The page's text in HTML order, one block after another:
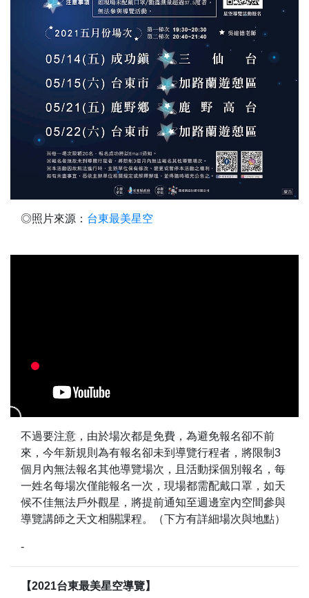
◎照片來源： 台東最美星空
不過要注意，由於場次都是免費，為避免報名卻不前
來，今年新規則為有報名卻未到導覽行程者，將限制3
個月內無法報名其他導覽場次，且活動採個別報名，每
一姓名每場次僅能報名一次，現場都需配戴口罩，如天
候不佳無法戶外觀星，將提前通知至週邊室內空間參與
導覽講師之天文相關課程。（下方有詳細場次與地點）
-
【2021台東最美星空導覽】